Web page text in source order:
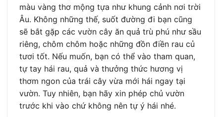
màu vàng thơ mộng tựa như khung cảnh nơi trời
Âu. Không những thế, suốt đường đi bạn cũng
sẽ bắt gặp các vườn cây ăn quả trù phú như sầu
riêng, chôm chôm hoặc những đồn điền rau củ
tươi tốt. Nếu muốn, bạn có thể vào tham quan,
tự tay hái rau, quả và thưởng thức hương vị
thơm ngon của trái cây vừa mới hái ngay tại
vườn. Tuy nhiên, bạn hãy xin phép chủ vườn
trước khi vào chứ không nên tự ý hái nhé.